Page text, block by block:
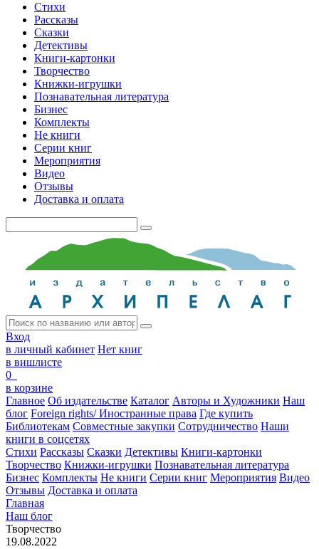
Стихи
Рассказы
Сказки
Детективы
Книги-картонки
Творчество
Книжки-игрушки
Познавательная литература
Бизнес
Комплекты
Не книги
Серии книг
Мероприятия
Видео
Отзывы
Доставка и оплата
Вход
в личный кабинет Нет книг
в вишлисте
0
в корзине
Главное Об издательстве Каталог Авторы и Художники Наш
блог Foreign rights/ Иностранные права Где купить
Библиотекам Совместные закупки Сотрудничество Наши
книги в соцсетях
Стихи Рассказы Сказки Детективы Книги-картонки
Творчество Книжки-игрушки Познавательная литература
Бизнес Комплекты Не книги Серии книг Мероприятия Видео
Отзывы Доставка и оплата
Главная
Наш блог
Творчество
19.08.2022